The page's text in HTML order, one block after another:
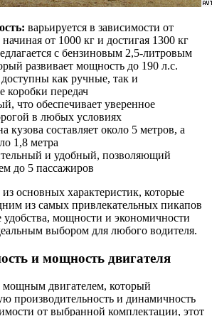
варьируется в зависимости от
от 1000 кг и достигая 1300 кг
с бензиновым 2,5-литровым
развивает мощность до 190 л.с.
доступны как ручные, так и
коробки передач
что обеспечивает уверенное
в любых условиях
кузова составляет около 5 метров, а
1,8 метра
и удобный, позволяющий
до 5 пассажиров
основных характеристик, которые
из самых привлекательных пикапов
мощности и экономичности
выбором для любого водителя.
и мощность двигателя
мощным двигателем, который
производительность и динамичность
от выбранной комплектации, этот